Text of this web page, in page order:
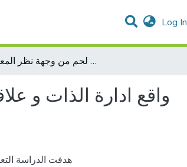
Log In
واقع ادارة الذات و علاقته بالابداع الإداري لدى مديري مدارس محافظة بيت لحم من وجهة نظر المعلمين
واقع ادارة الذات و
هدفت الدراسة